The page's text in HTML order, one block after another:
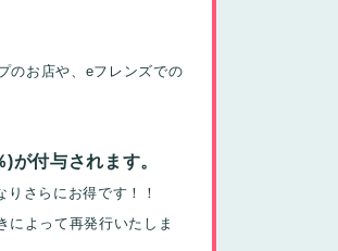
のお店や、eフレンズでの
が付与されます。
りさらにお得です！！
によって再発行いたしま